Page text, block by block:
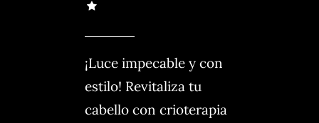
¡Luce impecable y con
estilo! Revitaliza tu
cabello con crioterapia